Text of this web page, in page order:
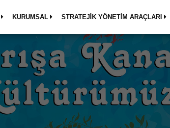
KURUMSAL STRATEJİK YÖNETİM ARAÇLARI